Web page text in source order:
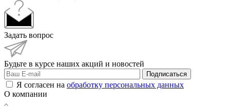
Задать вопрос
Будьте в курсе наших акций и новостей
Подписаться
Я согласен на обработку персональных данных
О компании